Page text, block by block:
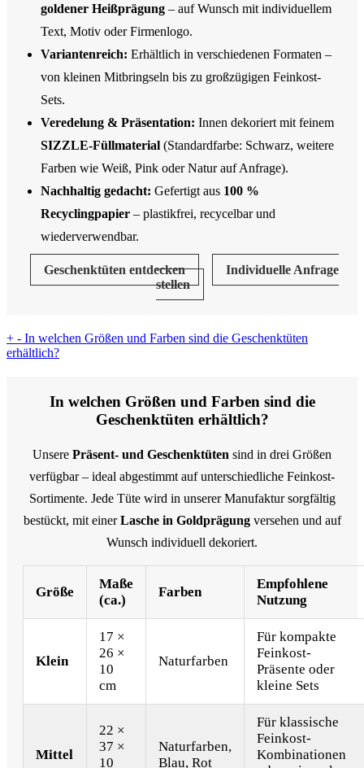
goldener Heißprägung – auf Wunsch mit individuellem
Text, Motiv oder Firmenlogo.
Variantenreich: Erhältlich in verschiedenen Formaten –
von kleinen Mitbringseln bis zu großzügigen Feinkost-
Sets.
Veredelung & Präsentation: Innen dekoriert mit feinem
SIZZLE-Füllmaterial (Standardfarbe: Schwarz, weitere
Farben wie Weiß, Pink oder Natur auf Anfrage).
Nachhaltig gedacht: Gefertigt aus 100 %
Recyclingpapier – plastikfrei, recycelbar und
wiederverwendbar.
Geschenktüten entdecken
Individuelle Anfrage
stellen
+ - In welchen Größen und Farben sind die Geschenktüten
erhältlich?
In welchen Größen und Farben sind die
Geschenktüten erhältlich?
Unsere Präsent- und Geschenktüten sind in drei Größen
verfügbar – ideal abgestimmt auf unterschiedliche Feinkost-
Sortimente. Jede Tüte wird in unserer Manufaktur sorgfältig
bestückt, mit einerLasche in Goldprägungversehen und auf
Wunsch individuell dekoriert.
Größe
Maße
(ca.)
Farben
Empfohlene
Nutzung
Klein
17 ×
26 ×
10
cm
Naturfarben
Für kompakte
Feinkost-
Präsente oder
kleine Sets
Mittel
22 ×
37 ×
10
Naturfarben,
Blau, Rot
Für klassische
Feinkost-
Kombinationen